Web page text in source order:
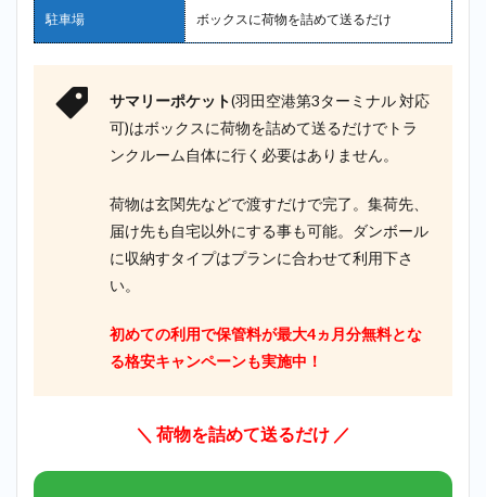
駐車場 ボックスに荷物を詰めて送るだけ
サマリーポケット(羽田空港第3ターミナル 対応
可)はボックスに荷物を詰めて送るだけでトラ
ンクルーム自体に行く必要はありません。
荷物は玄関先などで渡すだけで完了。集荷先、
届け先も自宅以外にする事も可能。ダンボール
に収納すタイプはプランに合わせて利用下さ
い。
初めての利用で保管料が最大4ヵ月分無料とな
る格安キャンペーンも実施中！
＼ 荷物を詰めて送るだけ ／